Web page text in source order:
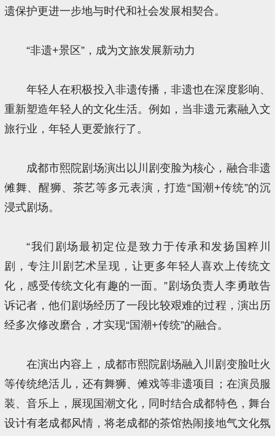
遗保护更进一步地与时代和社会发展相契合。
“非遗+景区”，成为文旅发展新动力
年轻人在积极投入非遗传播，非遗也在深度影响、
重新塑造年轻人的文化生活。例如，当非遗元素融入文
旅行业，年轻人更爱旅行了。
成都市熙院剧场演出以川剧变脸为核心，融合非遗
傩舞、醒狮、茶艺等多元表演，打造“国潮+传统”的沉
浸式剧场。
“我们剧场最初定位是致力于传承和发扬国粹川
剧，专注川剧艺术呈现，让更多年轻人喜欢上传统文
化，感受传统文化有趣的一面。”剧场负责人李勇敢告
诉记者，他们剧场经历了一段比较艰难的过程，演出历
经多次修改磨合，才实现“国潮+传统”的融合。
在演出内容上，成都市熙院剧场融入川剧变脸吐火
等传统绝活儿，还有舞狮、傩戏等非遗项目；在演员服
装、音乐上，展现国潮文化，同时结合成都特色，舞台
设计有老成都风情，将老成都的茶馆热闹接地气文化氛